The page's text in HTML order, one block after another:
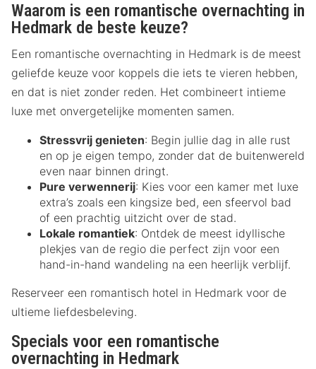
Waarom is een romantische overnachting in
Hedmark de beste keuze?
Een romantische overnachting in Hedmark is de meest
geliefde keuze voor koppels die iets te vieren hebben,
en dat is niet zonder reden. Het combineert intieme
luxe met onvergetelijke momenten samen.
Stressvrij genieten: Begin jullie dag in alle rust
en op je eigen tempo, zonder dat de buitenwereld
even naar binnen dringt.
Pure verwennerij: Kies voor een kamer met luxe
extra’s zoals een kingsize bed, een sfeervol bad
of een prachtig uitzicht over de stad.
Lokale romantiek: Ontdek de meest idyllische
plekjes van de regio die perfect zijn voor een
hand-in-hand wandeling na een heerlijk verblijf.
Reserveer een romantisch hotel in Hedmark voor de
ultieme liefdesbeleving.
Specials voor een romantische
overnachting in Hedmark